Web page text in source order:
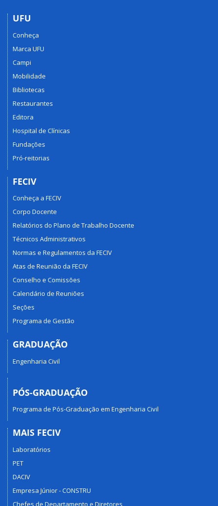
UFU
Conheça
Marca UFU
Campi
Mobilidade
Bibliotecas
Restaurantes
Editora
Hospital de Clínicas
Fundações
Pró-reitorias
FECIV
Conheça a FECIV
Corpo Docente
Relatórios do Plano de Trabalho Docente
Técnicos Administrativos
Normas e Regulamentos da FECIV
Atas de Reunião da FECIV
Conselho e Comissões
Calendário de Reuniões
Seções
Programa de Gestão
GRADUAÇÃO
Engenharia Civil
PÓS-GRADUAÇÃO
Programa de Pós-Graduação em Engenharia Civil
MAIS FECIV
Laboratórios
PET
DACIV
Empresa Júnior - CONSTRU
Chefes de Departamento e Diretores